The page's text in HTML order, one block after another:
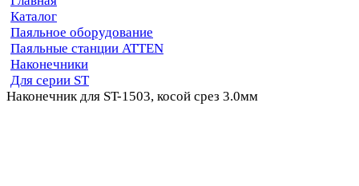
Каталог
Паяльное оборудование
Паяльные станции ATTEN
Наконечники
Для серии ST
Наконечник для ST-1503, косой срез 3.0мм